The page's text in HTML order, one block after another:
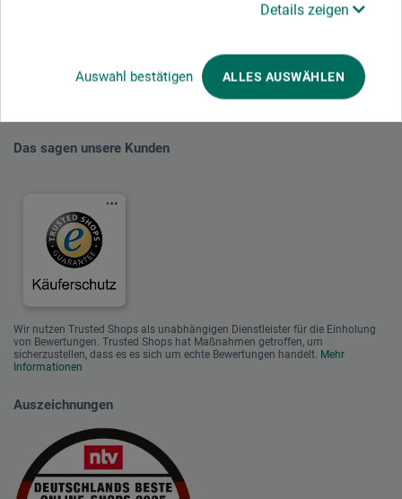
Details zeigen
Auswahl bestätigen ALLES AUSWÄHLEN
Das sagen unsere Kunden
Wir nutzen Trusted Shops als unabhängigen Dienstleister für die Einholung
von Bewertungen. Trusted Shops hat Maßnahmen getroffen, um
sicherzustellen, dass es es sich um echte Bewertungen handelt. Mehr
Informationen
Auszeichnungen